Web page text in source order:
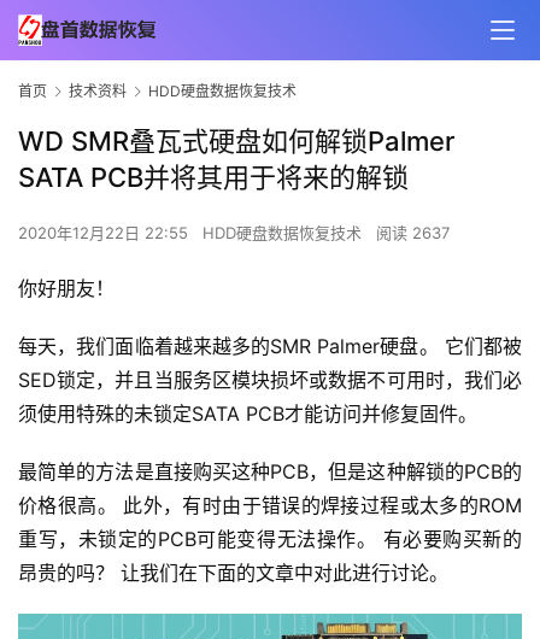
首页 技术资料 HDD硬盘数据恢复技术
WD SMR叠瓦式硬盘如何解锁Palmer
SATA PCB并将其用于将来的解锁
2020年12月22日 22:55 HDD硬盘数据恢复技术 阅读 2637
你好朋友！
每天，我们面临着越来越多的SMR Palmer硬盘。 它们都被
SED锁定，并且当服务区模块损坏或数据不可用时，我们必
须使用特殊的未锁定SATA PCB才能访问并修复固件。
最简单的方法是直接购买这种PCB，但是这种解锁的PCB的
价格很高。 此外，有时由于错误的焊接过程或太多的ROM
重写，未锁定的PCB可能变得无法操作。 有必要购买新的
昂贵的吗？ 让我们在下面的文章中对此进行讨论。